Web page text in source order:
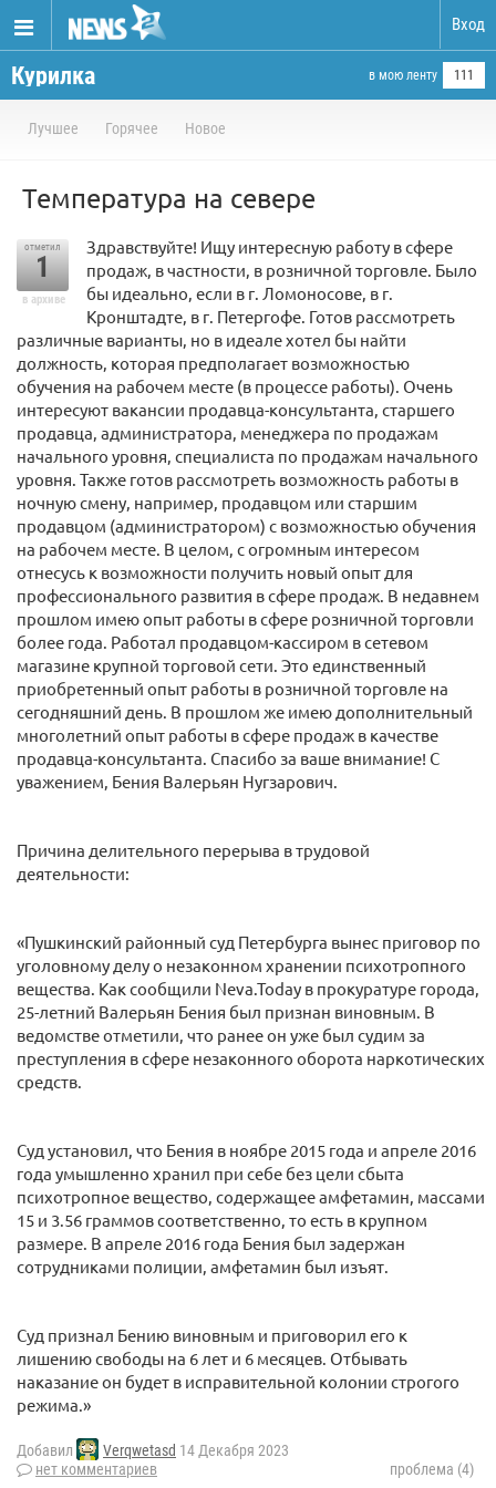
Вход
Курилка в мою ленту 111
Лучшее Горячее Новое
Температура на севере
отметил
1
в архиве
­Здравствуйте! Ищу интересную работу в сфере
продаж, в частности, в розничной торговле. Было
бы идеально, если в г. Ломоносове, в г.
Кронштадте, в г. Петергофе. Готов рассмотреть
различные варианты, но в идеале хотел бы найти
должность, которая предполагает возможностью
обучения на рабочем месте (в процессе работы). Очень
интересуют вакансии продавца-консультанта, старшего
продавца, администратора, менеджера по продажам
начального уровня, специалиста по продажам начального
уровня. Также готов рассмотреть возможность работы в
ночную смену, например, продавцом или старшим
продавцом (администратором) с возможностью обучения
на рабочем месте. В целом, с огромным интересом
отнесусь к возможности получить новый опыт для
профессионального развития в сфере продаж. В недавнем
прошлом имею опыт работы в сфере розничной торговли
более года. Работал продавцом-кассиром в сетевом
магазине крупной торговой сети. Это единственный
приобретенный опыт работы в розничной торговле на
сегодняшний день. В прошлом же имею дополнительный
многолетний опыт работы в сфере продаж в качестве
продавца-консультанта. Спасибо за ваше внимание! С
уважением, Бения Валерьян Нугзарович.
Причина делительного перерыва в трудовой
деятельности:
«Пушкинский районный суд Петербурга вынес приговор по
уголовному делу о незаконном хранении психотропного
вещества. Как сообщили Neva.Today в прокуратуре города,
25-летний Валерьян Бения был признан виновным. В
ведомстве отметили, что ранее он уже был судим за
преступления в сфере незаконного оборота наркотических
средств.
Суд установил, что Бения в ноябре 2015 года и апреле 2016
года умышленно хранил при себе без цели сбыта
психотропное вещество, содержащее амфетамин, массами
15 и 3.56 граммов соответственно, то есть в крупном
размере. В апреле 2016 года Бения был задержан
сотрудниками полиции, амфетамин был изъят.
Суд признал Бению виновным и приговорил его к
лишению свободы на 6 лет и 6 месяцев. Отбывать
наказание он будет в исправительной колонии строгого
режима.»
Добавил Verqwetasd 14 Декабря 2023
нет комментариев
проблема (4)